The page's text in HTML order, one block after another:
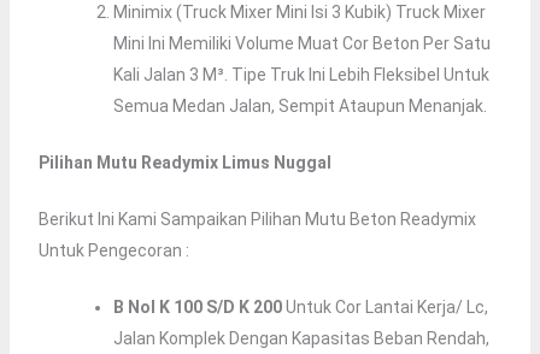
Minimix (truck Mixer Mini Isi 3 Kubik) Truck Mixer
Mini Ini Memiliki Volume Muat Cor Beton Per Satu
Kali Jalan 3 M³. Tipe Truk Ini Lebih Fleksibel Untuk
Semua Medan Jalan, Sempit Ataupun Menanjak.
Pilihan Mutu Readymix Limus Nuggal
Berikut Ini Kami Sampaikan Pilihan Mutu Beton Readymix
Untuk Pengecoran :
B Nol K 100 S/d K 200Untuk Cor Lantai Kerja/ Lc,
Jalan Komplek Dengan Kapasitas Beban Rendah,